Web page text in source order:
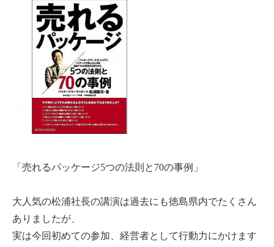
「売れるパッケージ5つの法則と70の事例」
大人気の松浦社長の講演は過去にも徳島県内でたくさん
ありましたが、
実は今回初めての参加、経営者として行動力にかけます